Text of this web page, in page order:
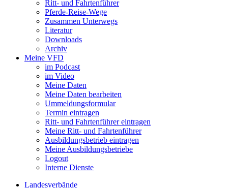
Ritt- und Fahrtenführer
Pferde-Reise-Wege
Zusammen Unterwegs
Literatur
Downloads
Archiv
Meine VFD
im Podcast
im Video
Meine Daten
Meine Daten bearbeiten
Ummeldungsformular
Termin eintragen
Ritt- und Fahrtenführer eintragen
Meine Ritt- und Fahrtenführer
Ausbildungsbetrieb eintragen
Meine Ausbildungsbetriebe
Logout
Interne Dienste
Landesverbände